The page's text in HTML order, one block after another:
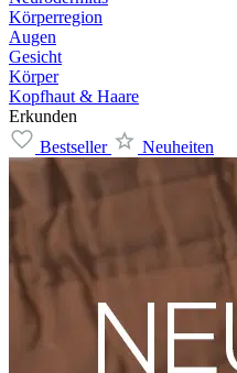
Körperregion
Augen
Gesicht
Körper
Kopfhaut & Haare
Erkunden
Bestseller
Neuheiten